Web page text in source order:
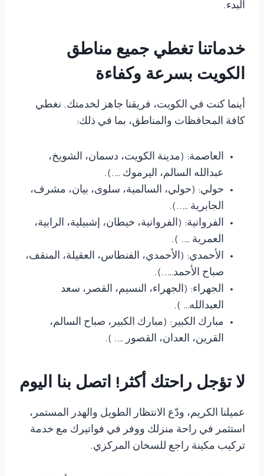
البدء.
خدماتنا تغطي جميع مناطق
الكويت بسرعة وكفاءة
أينما كنت في الكويت، فريقنا جاهز لخدمتك. نغطي
كافة المحافظات والمناطق، بما في ذلك:
العاصمة: (مدينة الكويت، دسمان، الشويخ،
عبدالله السالم، اليرموك ….).
حولي: (حولي، السالمية، سلوى، بيان، مشرف،
الجابرية …..).
الفروانية: (الفروانية، خيطان، إشبيلية، الرابية،
العمرية …. ).
الأحمدي: (الأحمدي، الفنطاس، العقيلة، المنقف،
صباح الأحمد…..).
الجهراء: (الجهراء، النسيم، القصر، سعد
العبدالله… ).
مبارك الكبير: (مبارك الكبير، صباح السالم،
القرين، العدان، القصور …. ).
لا تؤجل راحتك أكثر! اتصل بنا اليوم
عميلنا الكريم، ودّع الانتظار الطويل والهدر المستمر،
استثمر في راحة منزلك ووفر في فواتيرك مع خدمة
تركيب مكينة راجع للسخان المركزي.